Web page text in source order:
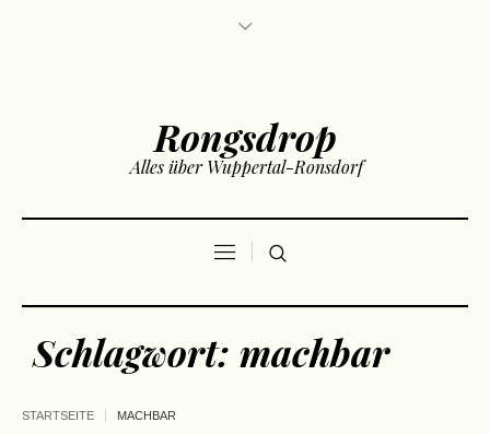
Rongsdrop
Alles über Wuppertal-Ronsdorf
Schlagwort: machbar
STARTSEITE MACHBAR